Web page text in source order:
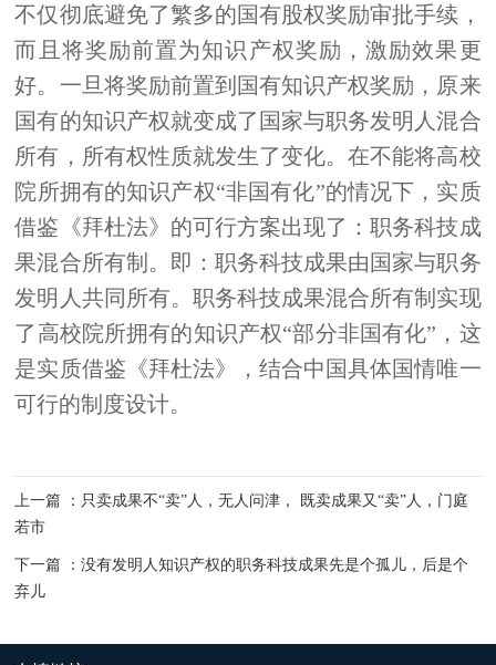
不仅彻底避免了繁多的国有股权奖励审批手续，
而且将奖励前置为知识产权奖励，激励效果更
好。一旦将奖励前置到国有知识产权奖励，原来
国有的知识产权就变成了国家与职务发明人混合
所有，所有权性质就发生了变化。在不能将高校
院所拥有的知识产权“非国有化”的情况下，实质
借鉴《拜杜法》的可行方案出现了：职务科技成
果混合所有制。即：职务科技成果由国家与职务
发明人共同所有。职务科技成果混合所有制实现
了高校院所拥有的知识产权“部分非国有化”，这
是实质借鉴《拜杜法》，结合中国具体国情唯一
可行的制度设计。
上一篇 ：只卖成果不“卖”人，无人问津， 既卖成果又“卖”人，门庭
若市
下一篇 ：没有发明人知识产权的职务科技成果先是个孤儿，后是个
弃儿